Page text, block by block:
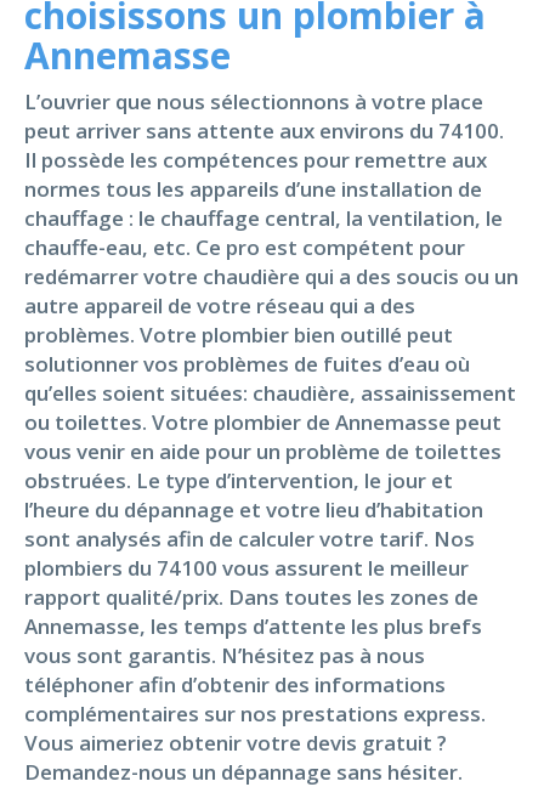
choisissons un plombier à
Annemasse
L’ouvrier que nous sélectionnons à votre place
peut arriver sans attente aux environs du 74100.
Il possède les compétences pour remettre aux
normes tous les appareils d’une installation de
chauffage : le chauffage central, la ventilation, le
chauffe-eau, etc. Ce pro est compétent pour
redémarrer votre chaudière qui a des soucis ou un
autre appareil de votre réseau qui a des
problèmes. Votre plombier bien outillé peut
solutionner vos problèmes de fuites d’eau où
qu’elles soient situées: chaudière, assainissement
ou toilettes. Votre plombier de Annemasse peut
vous venir en aide pour un problème de toilettes
obstruées. Le type d’intervention, le jour et
l’heure du dépannage et votre lieu d’habitation
sont analysés afin de calculer votre tarif. Nos
plombiers du 74100 vous assurent le meilleur
rapport qualité/prix. Dans toutes les zones de
Annemasse, les temps d’attente les plus brefs
vous sont garantis. N’hésitez pas à nous
téléphoner afin d’obtenir des informations
complémentaires sur nos prestations express.
Vous aimeriez obtenir votre devis gratuit ?
Demandez-nous un dépannage sans hésiter.